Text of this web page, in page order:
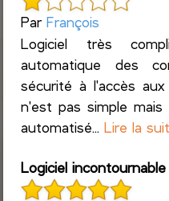
ParFrançois
Logiciel très
automatique des
sécurité à l'accès
n'est pas simple
automatisé...Lire la
Logiciel incontournable